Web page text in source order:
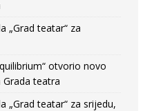
„Grad teatar“ za
otvorio novo
teatra
„Grad teatar“ za srijedu,